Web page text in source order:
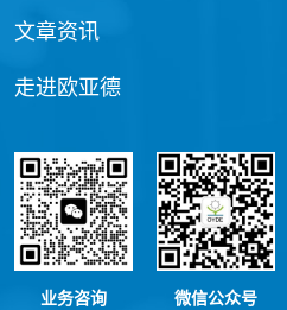
文章资讯
走进欧亚德
业务咨询 微信公众号